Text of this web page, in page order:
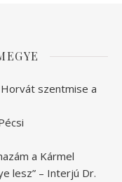
szentmise a
a Kármel
lesz” – Interjú Dr.